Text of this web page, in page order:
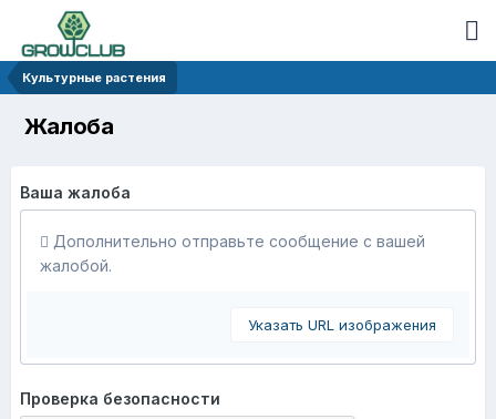
Культурные растения
Жалоба
Ваша жалоба
Дополнительно отправьте сообщение с вашей
жалобой.
Указать URL изображения
Проверка безопасности